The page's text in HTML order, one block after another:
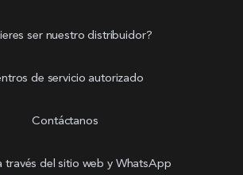
ser nuestro distribuidor?
de servicio autorizado
Contáctanos
través del sitio web y WhatsApp